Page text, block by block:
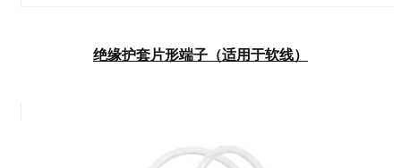
绝缘护套片形端子（适用于软线）